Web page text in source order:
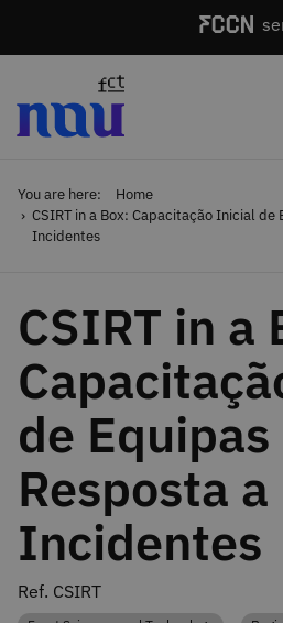
You are here:
Home
CSIRT in a Box: Capacitação Inicial de
Incidentes
CSIRT in a
de Equipas
Resposta a
Incidentes
Ref. CSIRT